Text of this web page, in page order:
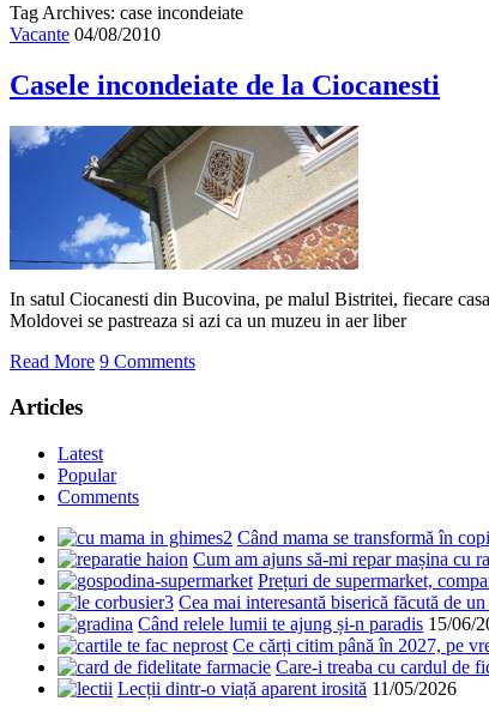
Tag Archives: case incondeiate
Vacante 04/08/2010
Casele incondeiate de la Ciocanesti
In satul Ciocanesti din Bucovina, pe malul Bistritei, fiecare
Moldovei se pastreaza si azi ca un muzeu in aer liber
Read More 9 Comments
Articles
Latest
Popular
Comments
Când mama se transformă în
Cum am ajuns să-mi repar mașina cu
Prețuri de supermarket,
Cea mai interesantă biserică făcută de un
Când relele lumii te ajung și-n paradis 15/06/
Ce cărți citim până în 2027, pe
Care-i treaba cu cardul de
Lecții dintr-o viață aparent irosită 11/05/2026